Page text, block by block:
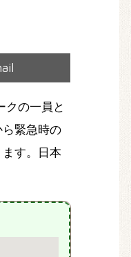
クの一員と
緊急時の
す。日本